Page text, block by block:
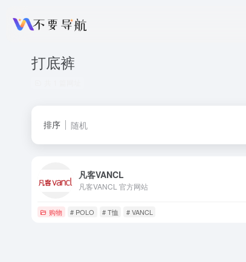
打底裤
排序 随机
凡客VANCL
凡客VANCL 官方网站
购物 # POLO # T恤 # VANCL